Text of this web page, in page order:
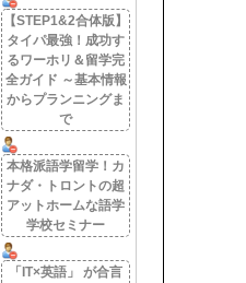
【STEP1&2合体版】
タイパ最強！成功す
るワーホリ＆留学完
全ガイド ～基本情報
からプランニングま
で
本格派語学留学！カ
ナダ・トロントの超
アットホームな語学
学校セミナー
「IT×英語」 が合言